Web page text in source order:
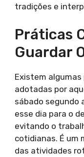
tradições e
Práticas
Guardar
Existem
adotadas por
sábado segundo
esse dia para o
evitando o
cotidianas. É um
das atividades